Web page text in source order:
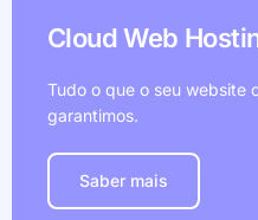
Cloud Web
Tudo o que o seu website
garantimos.
Saber mais